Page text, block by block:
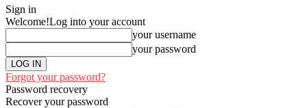
Sign in
Welcome!Log into your account
your username
your password
Forgot your password?
Password recovery
Recover your password